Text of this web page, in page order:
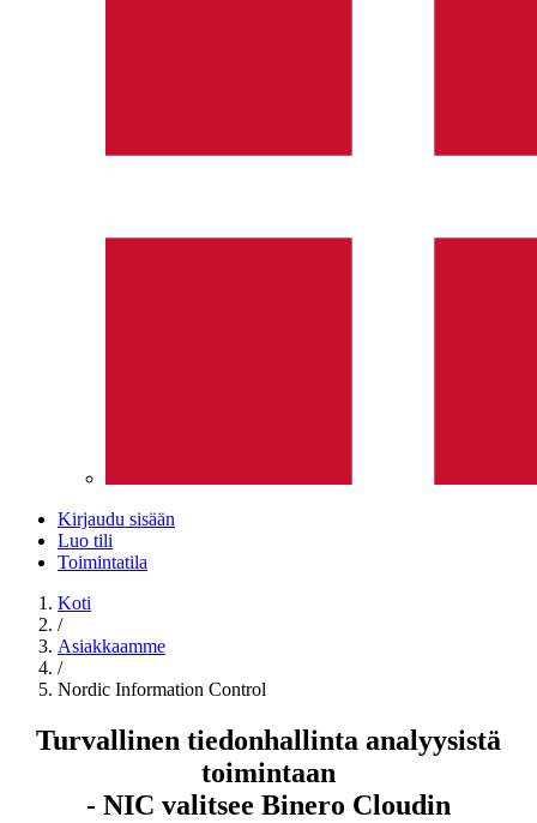
Kirjaudu sisään
Luo tili
Toimintatila
Koti
/
Asiakkaamme
/
Nordic Information Control
Turvallinen tiedonhallinta analyysistä
toimintaan
- NIC valitsee Binero Cloudin